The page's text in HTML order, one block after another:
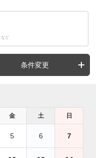
など
条件変更
金 土 日
5 6 7